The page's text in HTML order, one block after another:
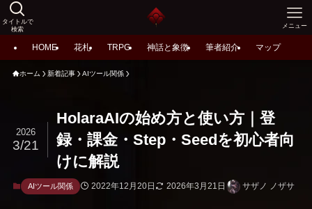
タイトルで
検索
メニュー
HOME 花札 TRPG 神話と象徴 筆者紹介 マップ
ホーム 新着記事 AIツール関係
HolaraAIの始め方と使い方｜登
録・課金・Step・Seedを初心者向
けに解説
2026
3/21
AIツール関係 2022年12月20日 2026年3月21日 サザノ ノザサ